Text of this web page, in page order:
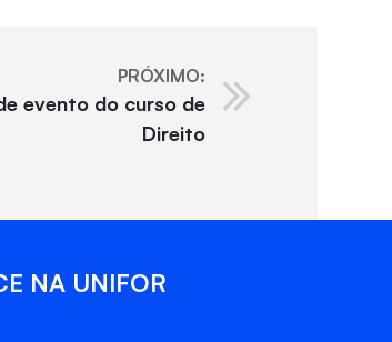
PRÓXIMO:
evento do curso de
Direito
NA UNIFOR